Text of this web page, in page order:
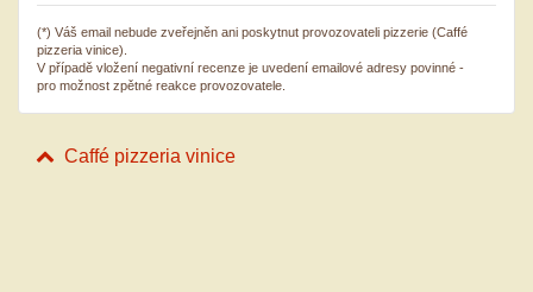
(*) Váš email nebude zveřejněn ani poskytnut provozovateli pizzerie (Caffé
pizzeria vinice).
V případě vložení negativní recenze je uvedení emailové adresy povinné -
pro možnost zpětné reakce provozovatele.
Caffé pizzeria vinice